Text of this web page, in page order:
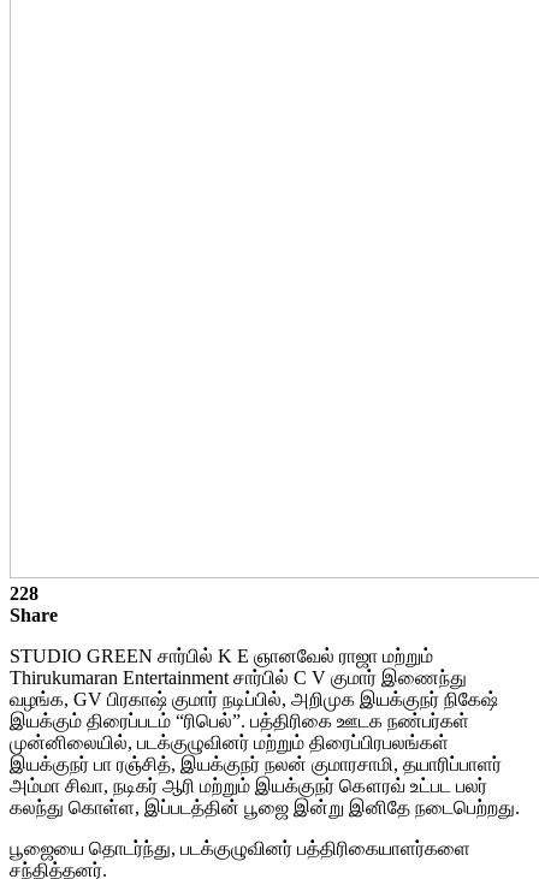
228
Share
STUDIO GREEN சார்பில் K E ஞானவேல் ராஜா மற்றும்
Thirukumaran Entertainment சார்பில் C V குமார் இணைந்து
வழங்க, GV பிரகாஷ் குமார் நடிப்பில், அறிமுக இயக்குநர் நிகேஷ்
இயக்கும் திரைப்படம் “ரிபெல்”. பத்திரிகை ஊடக நண்பர்கள்
முன்னிலையில், படக்குழுவினர் மற்றும் திரைப்பிரபலங்கள்
இயக்குநர் பா ரஞ்சித், இயக்குநர் நலன் குமாரசாமி, தயாரிப்பாளர்
அம்மா சிவா, நடிகர் ஆரி மற்றும் இயக்குநர் கௌரவ் உட்பட பலர்
கலந்து கொள்ள, இப்படத்தின் பூஜை இன்று இனிதே நடைபெற்றது.
பூஜையை தொடர்ந்து, படக்குழுவினர் பத்திரிகையாளர்களை
சந்தித்தனர்.